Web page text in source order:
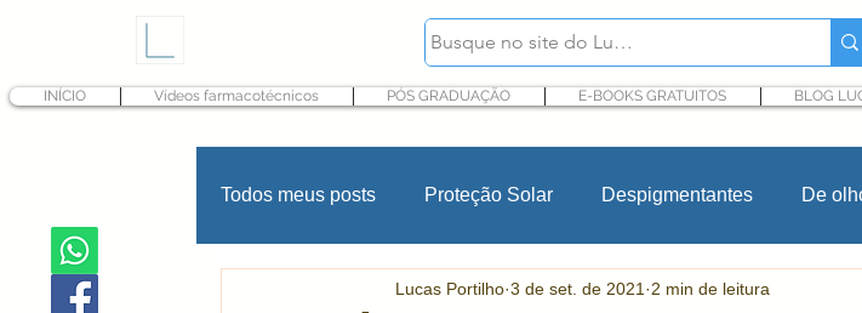
INÍCIO Vídeos farmacotécnicos PÓS GRADUAÇÃO E-BOOKS GRATUITOS BLOG
Todos meus posts Proteção Solar Despigmentantes De
Fragrância In Cosmetics Cursos
Lucas Portilho 3 de set. de 2021 2 min de leitura